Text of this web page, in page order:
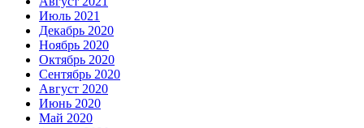
Июль 2021
Декабрь 2020
Ноябрь 2020
Октябрь 2020
Сентябрь 2020
Август 2020
Июнь 2020
Май 2020